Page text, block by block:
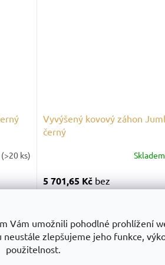
Vám umožnili pohodlné prohlížení
neustále zlepšujeme jeho funkce,
použitelnost.
(>20 ks)
Vyvýšený kovový záhon
černý
5 701,65 Kč bez